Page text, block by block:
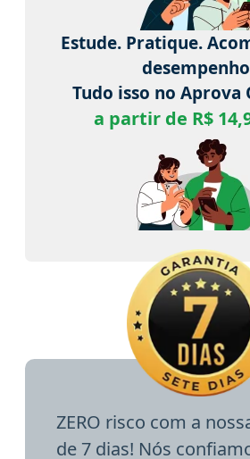
Estude. Pratique.
Tudo isso no Aprova
a partir de R$
ZERO risco com a
de 7 dias! Nós